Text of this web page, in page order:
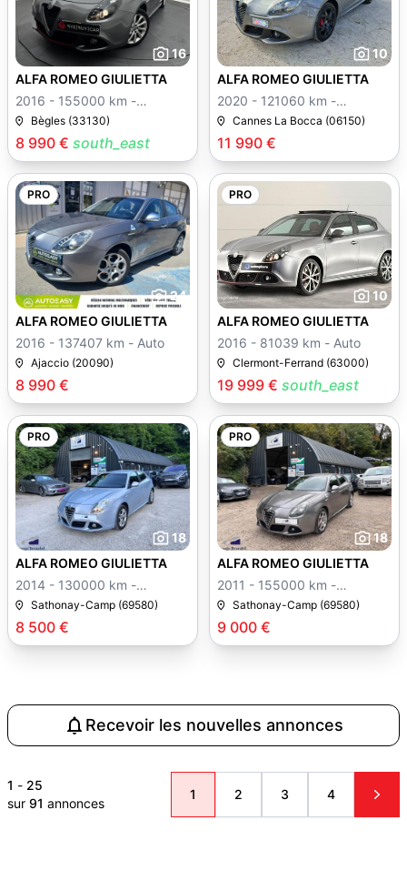
16
8 990 € south_east
ALFA ROMEO GIULIETTA
2016 - 155000 km -
Manuelle
Bègles (33130)
10
11 990 €
ALFA ROMEO GIULIETTA
2020 - 121060 km -
Manuelle
Cannes La Bocca (06150)
PRO
24
8 990 €
ALFA ROMEO GIULIETTA
2016 - 137407 km - Auto
Ajaccio (20090)
PRO
10
19 999 € south_east
ALFA ROMEO GIULIETTA
2016 - 81039 km - Auto
Clermont-Ferrand (63000)
PRO
18
8 500 €
ALFA ROMEO GIULIETTA
2014 - 130000 km -
Manuelle
Sathonay-Camp (69580)
PRO
18
9 000 €
ALFA ROMEO GIULIETTA
2011 - 155000 km -
Manuelle
Sathonay-Camp (69580)
Recevoir les nouvelles annonces
1 - 25
sur 91 annonces
1 2 3 4